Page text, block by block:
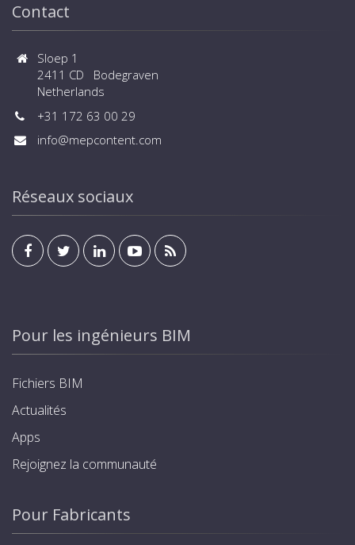
Contact
Sloep 1
2411 CD Bodegraven
Netherlands
+31 172 63 00 29
info@mepcontent.com
Réseaux sociaux
Pour les ingénieurs BIM
Fichiers BIM
Actualités
Apps
Rejoignez la communauté
Pour Fabricants